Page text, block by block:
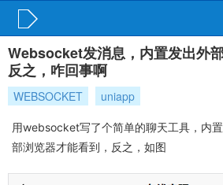
Websocket发消息，内置发出外
反之，咋回事啊
WEBSOCKET uniapp
用websocket写了个简单的聊天工具，内
部浏览器才能看到，反之，如图